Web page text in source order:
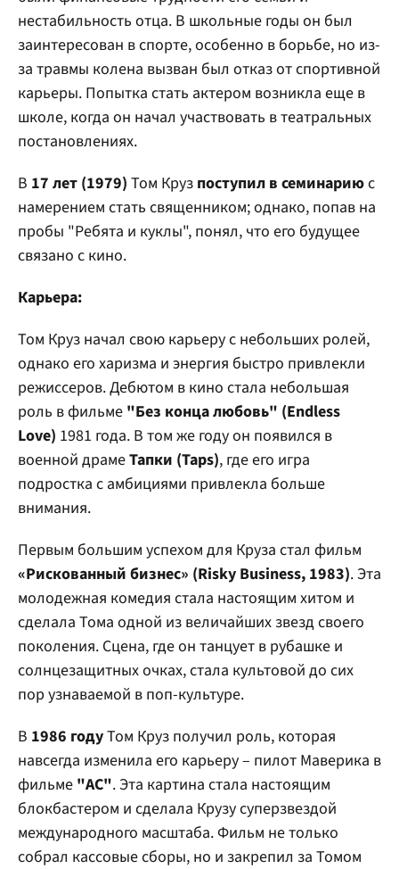
нестабильность отца. В школьные годы он был
заинтересован в спорте, особенно в борьбе, но из-
за травмы колена вызван был отказ от спортивной
карьеры. Попытка стать актером возникла еще в
школе, когда он начал участвовать в театральных
постановлениях.
В 17 лет (1979) Том Круз поступил в семинариюс
намерением стать священником; однако, попав на
пробы "Ребята и куклы", понял, что его будущее
связано с кино.
Карьера:
Том Круз начал свою карьеру с небольших ролей,
однако его харизма и энергия быстро привлекли
режиссеров. Дебютом в кино стала небольшая
роль в фильме "Без конца любовь" (Endless
Love) 1981 года. В том же году он появился в
военной драмеТапки (Taps), где его игра
подростка с амбициями привлекла больше
внимания.
Первым большим успехом для Круза стал фильм
«Рискованный бизнес» (Risky Business, 1983). Эта
молодежная комедия стала настоящим хитом и
сделала Тома одной из величайших звезд своего
поколения. Сцена, где он танцует в рубашке и
солнцезащитных очках, стала культовой до сих
пор узнаваемой в поп-культуре.
В 1986 годуТом Круз получил роль, которая
навсегда изменила его карьеру – пилот Маверика в
фильме "АС". Эта картина стала настоящим
блокбастером и сделала Крузу суперзвездой
международного масштаба. Фильм не только
собрал кассовые сборы, но и закрепил за Томом